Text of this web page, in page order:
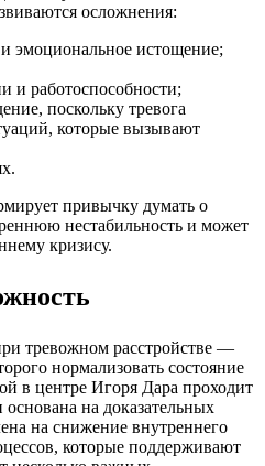
осложнения:
и эмоциональное истощение;
и работоспособности;
поскольку тревога
которые вызывают
привычку думать о
нестабильность и может
кризису.
тревожном расстройстве —
нормализовать состояние
в центре Игоря Дара проходит
основана на доказательных
на снижение внутреннего
которые поддерживают